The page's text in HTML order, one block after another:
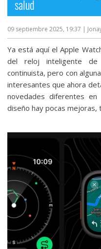
salud
09 septiembre 2025, 19:37 |
Ya está aquí el Apple
del reloj inteligente
continuista, pero con
interesantes que ahora
novedades diferentes
diseño hay pocas mejoras,